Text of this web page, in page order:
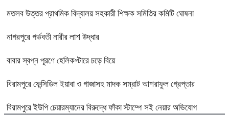
মতলব উত্তর প্রাথমিক বিদ্যালয় সহকারী শিক্ষক সমিতির কমিটি ঘোষনা
নাগরপুরে গর্ভবতী নারীর লাশ উদ্ধার
বাবার স্বপ্ন পূরণে হেলিকপ্টারে চড়ে বিয়ে
বিরামপুরে ফেন্সিডিল ইয়াবা ও গাজাসহ মাদক সম্রাট আশরাফুল গ্রেপ্তার
বিরামপুরে ইউপি চেয়ারম্যানের বিরুদ্ধে ফাঁকা স্টাম্পে সই নেয়ার অভিযোগ